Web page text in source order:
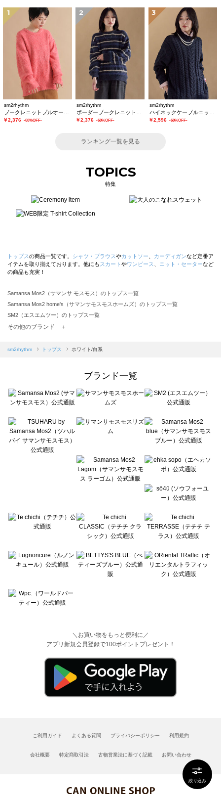
絞り込み
1
sm2rhythm
￥2,376 -60%OFF-
2
sm2rhythm
￥2,376 -60%OFF-
3
sm2rhythm
￥2,596 -60%OFF-
ランキング一覧を見る
TOPICS
特集
トップスの商品一覧です。 シャツ・ブラウスやカットソー カーディガンなど定番ア
イテムを取り揃えております。他にも スカート やワンピース ニット・セーターなど
の商品も充実！
Samansa Mos2（サマンサ モスモス）のトップス一覧
Samansa Mos2 home's（サマンサモスモスホームズ）のトップス一覧
SM2（エスエムツー）のトップス一覧
TSUHARU by Samansa Mos2（ツハルバイサマンサモスモス）のトップス一覧
Samansa Mos2 blue（サマンサモスモス ブルー）のトップス一覧
sō4ū（ソウフォーユー）のトップス一覧
Te chichi（テチチ）のトップス一覧
Te chichi CLASSIC（テチチ クラシック）のトップス一覧
Lugnoncure（ルノンキュール）のトップス一覧
BETTY'S BLUE（べティーズブルー）のトップス一覧
Wpc.（ワールドパーティー）のトップス一覧
その他のブランド ＋
sm2rhythm トップス ホワイト/白系
ブランド一覧
＼お買い物をもっと便利に／
アプリ新規会員登録で100ポイントプレゼント！
ご利用ガイド よくある質問 プライバシーポリシー 利用規約
会社概要 特定商取引法 古物営業法に基づく記載 お問い合わせ